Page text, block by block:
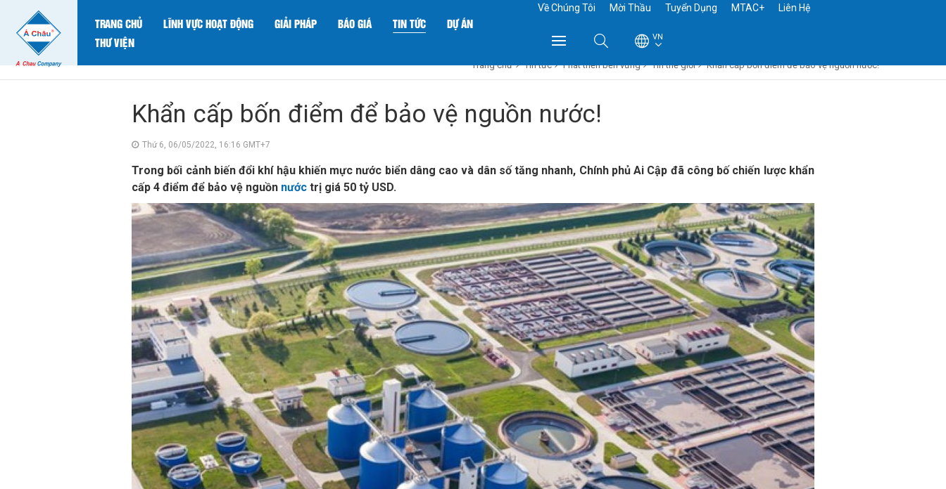
TRANG CHỦ LĨNH VỰC HOẠT ĐỘNG GIẢI PHÁP BÁO GIÁ TIN TỨC
DỰ ÁN
THƯ VIỆN
Về Chúng Tôi Mời Thầu Tuyển Dụng MTAC+ Liên Hệ
VN
Trang chủ Tin tức Phát triển bền vững Tin thế giới Khẩn cấp bốn điểm để bảo vệ nguồn nước!
Khẩn cấp bốn điểm để bảo vệ nguồn nước!
Thứ 6, 06/05/2022, 16:16 GMT+7
Trong bối cảnh biến đổi khí hậu khiến mực nước biển dâng cao và dân số tăng nhanh, Chính phủ Ai Cập đã công bố chiến lược khẩn
cấp 4 điểm để bảo vệ nguồn nước trị giá 50 tỷ USD.